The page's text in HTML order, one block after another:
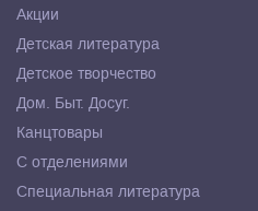
Акции
Детская литература
Детское творчество
Дом. Быт. Досуг.
Канцтовары
С отделениями
Специальная литература